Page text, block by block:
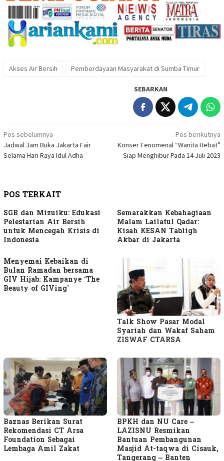
Akses Air Bersih Pemberdayaan Masyarakat di Sumba Timur
SEBARKAN
Navigasi
pos
Pos sebelumnya
Jadwal Jam Buka Jakarta Fair
Selama Hari Raya Idul Adha
Pos berikutnya
Konser Fenomenal “Wanita Hebat”
Siap Menghibur Pada 14 Juli 2023
POS TERKAIT
SGB dan Mizuiku: Edukasi
Pelestarian Air Bersih
untuk Mencegah Krisis di
Indonesia
Semarakkan Kebahagiaan
Malam Lailatul Qadar:
Kisah KESAN Tabligh
Akbar di Jakarta
Menyemai Kebaikan di
Bulan Ramadan bersama
GIV Hijab: Kampanye ‘The
Beauty of GIVing’
Talk Show Pasar Modal
Syariah dan Wakaf Saham
ZISWAF CTARSA
Baznas Berikan Surat
Rekomendasi CT Arsa
Foundation Sebagai
Lembaga Amil Zakat
BPKH dan NU Care –
LAZISNU Resmikan
Bantuan Pembangunan
Masjid At-taqwa di Cisauk,
Tangerang – Banten